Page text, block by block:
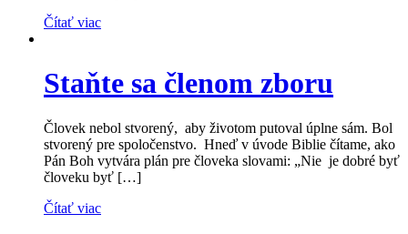
Čítať viac
Staňte sa členom zboru
Človek nebol stvorený, aby životom putoval úplne sám. Bol
stvorený pre spoločenstvo. Hneď v úvode Biblie čítame, ako
Pán Boh vytvára plán pre človeka slovami: „Nie je dobré byť
človeku byť […]
Čítať viac